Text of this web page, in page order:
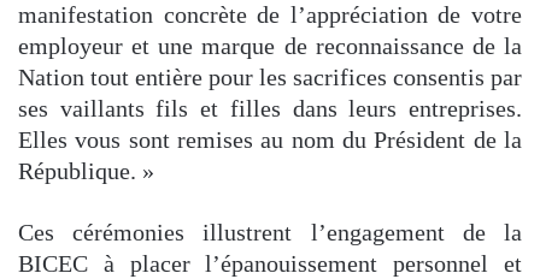
manifestation concrète de l’appréciation de votre
employeur et une marque de reconnaissance de la
Nation tout entière pour les sacrifices consentis par
ses vaillants fils et filles dans leurs entreprises.
Elles vous sont remises au nom du Président de la
République. »
Ces cérémonies illustrent l’engagement de la
BICEC à placer l’épanouissement personnel et